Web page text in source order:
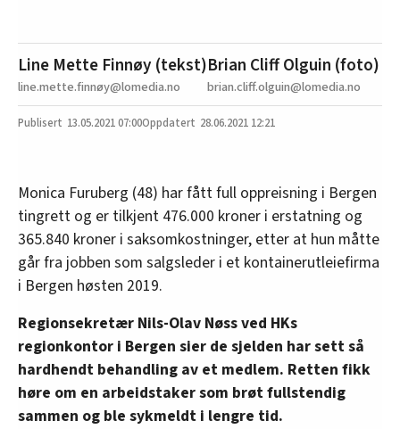
Line Mette Finnøy (tekst)
line.mette.finnøy@lomedia.no
Brian Cliff Olguin (foto)
brian.cliff.olguin@lomedia.no
13.05.202107:00 28.06.2021 12:21
Monica Furuberg (48) har fått full oppreisning i Bergen
tingrett og er tilkjent 476.000 kroner i erstatning og
365.840 kroner i saksomkostninger, etter at hun måtte
går fra jobben som salgsleder i et kontainerutleiefirma
i Bergen høsten 2019.
Regionsekretær Nils-Olav Nøss ved HKs
regionkontor i Bergen sier de sjelden har sett så
hardhendt behandling av et medlem. Retten fikk
høre om en arbeidstaker som brøt fullstendig
sammen og ble sykmeldt i lengre tid.